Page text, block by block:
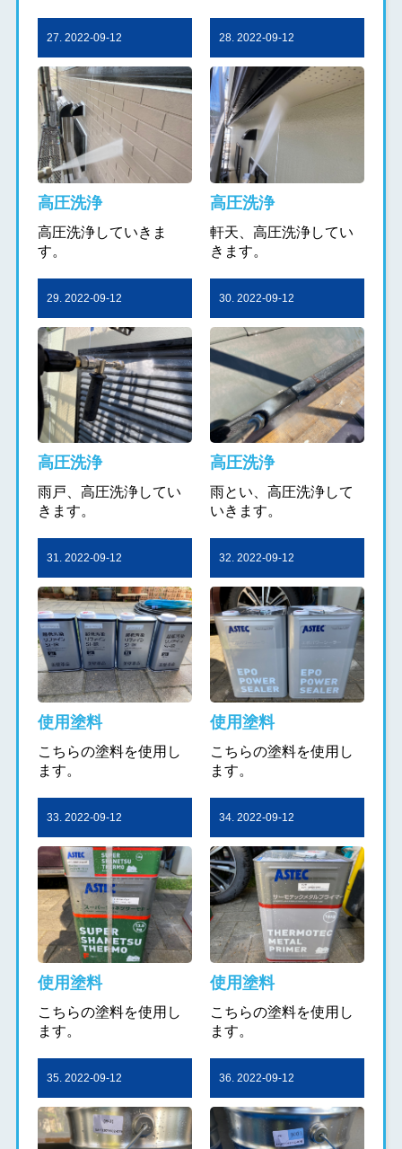
27. 2022-09-12
高圧洗浄
高圧洗浄していきま
す。
28. 2022-09-12
高圧洗浄
軒天、高圧洗浄してい
きます。
29. 2022-09-12
高圧洗浄
雨戸、高圧洗浄してい
きます。
30. 2022-09-12
高圧洗浄
雨とい、高圧洗浄して
いきます。
31. 2022-09-12
使用塗料
こちらの塗料を使用し
ます。
32. 2022-09-12
使用塗料
こちらの塗料を使用し
ます。
33. 2022-09-12
使用塗料
こちらの塗料を使用し
ます。
34. 2022-09-12
使用塗料
こちらの塗料を使用し
ます。
35. 2022-09-12 36. 2022-09-12